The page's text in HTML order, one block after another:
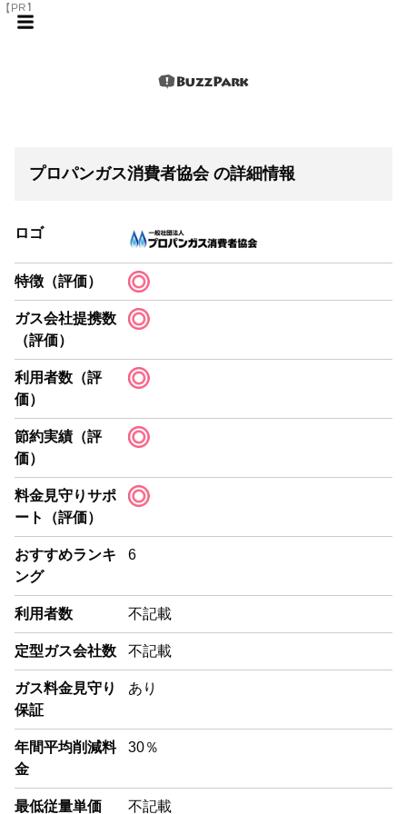
【PR】
プロパンガス消費者協会 の詳細情報
ロゴ
特徴（評価）
ガス会社提携数
（評価）
利用者数（評
価）
節約実績（評
価）
料金見守りサポ
ート（評価）
おすすめランキ
ング
6
利用者数 不記載
定型ガス会社数 不記載
ガス料金見守り
保証
あり
年間平均削減料
金
30％
最低従量単価 不記載